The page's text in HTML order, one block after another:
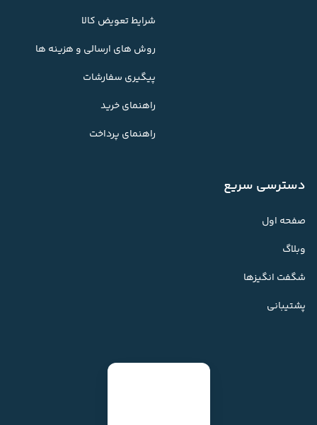
شرایط تعویض کالا
روش های ارسالی و هزینه ها
پیگیری سفارشات
راهنمای خرید
راهنمای پرداخت
دسترسی سریع
صفحه اول
وبلاگ
شگفت انگیزها
پشتیبانی